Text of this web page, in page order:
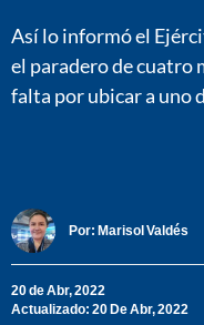
Así lo informó el
el paradero de cuatro
falta por ubicar a uno
Por: Marisol Valdés
20 de Abr, 2022
Actualizado: 20 De Abr, 2022